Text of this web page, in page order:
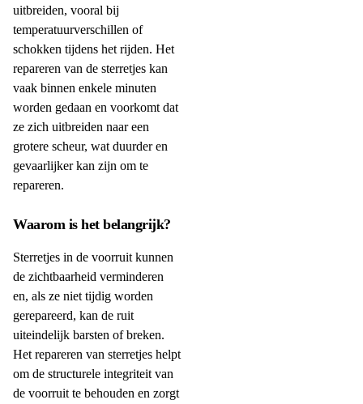
uitbreiden, vooral bij
temperatuurverschillen of
schokken tijdens het rijden. Het
repareren van de sterretjes kan
vaak binnen enkele minuten
worden gedaan en voorkomt dat
ze zich uitbreiden naar een
grotere scheur, wat duurder en
gevaarlijker kan zijn om te
repareren.
Waarom is het belangrijk?
Sterretjes in de voorruit kunnen
de zichtbaarheid verminderen
en, als ze niet tijdig worden
gerepareerd, kan de ruit
uiteindelijk barsten of breken.
Het repareren van sterretjes helpt
om de structurele integriteit van
de voorruit te behouden en zorgt